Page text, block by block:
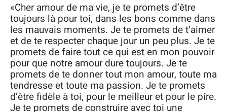
«Cher amour de ma vie, je te promets d’être
toujours là pour toi, dans les bons comme dans
les mauvais moments. Je te promets de t’aimer
et de te respecter chaque jour un peu plus. Je te
promets de faire tout ce qui est en mon pouvoir
pour que notre amour dure toujours. Je te
promets de te donner tout mon amour, toute ma
tendresse et toute ma passion. Je te promets
d’être fidèle à toi, pour le meilleur et pour le pire.
Je te promets de construire avec toi une